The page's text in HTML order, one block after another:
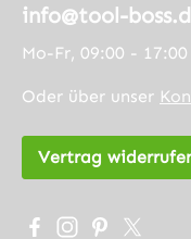
info@tool-
Mo-Fr, 09:00 -
Oder über unser
Vertrag
Besuche uns auf
Schau auf
Lass dich
Folge